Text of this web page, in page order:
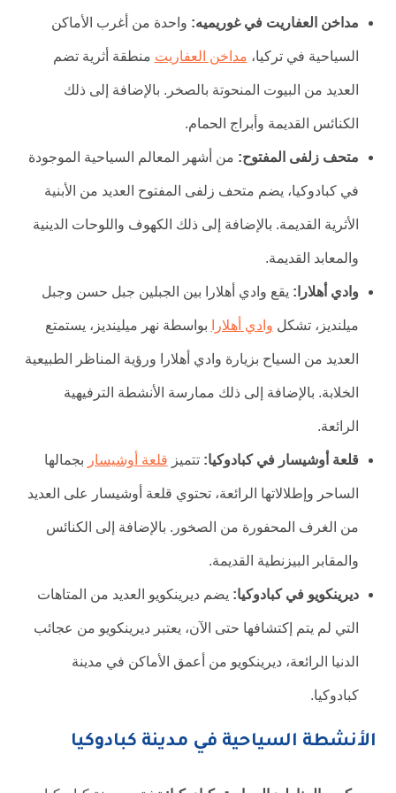
مداخن العفاريت في غوريميه:واحدة من أغرب الأماكن
السياحية في تركيا، مداخن العفاريتمنطقة أثرية تضم
العديد من البيوت المنحوتة بالصخر. بالإضافة إلى ذلك
الكنائس القديمة وأبراج الحمام.
متحف زلفى المفتوح: من أشهر المعالم السياحية الموجودة
في كبادوكيا، يضم متحف زلفى المفتوح العديد من الأبنية
الأثرية القديمة. بالإضافة إلى ذلك الكهوف واللوحات الدينية
والمعابد القديمة.
وادي أهلارا: يقع وادي أهلارا بين الجبلين جبل حسن وجبل
ميلنديز، تشكل وادي أهلارا بواسطة نهر ميلينديز، يستمتع
العديد من السياح بزيارة وادي أهلارا ورؤية المناظر الطبيعية
الخلابة. بالإضافة إلى ذلك ممارسة الأنشطة الترفيهية
الرائعة.
قلعة أوشيسار في كبادوكيا: تتميز قلعة أوشيسار بجمالها
الساحر وإطلالاتها الرائعة، تحتوي قلعة أوشيسار على العديد
من الغرف المحفورة من الصخور. بالإضافة إلى الكنائس
والمقابر البيزنطية القديمة.
ديرينكويو في كبادوكيا:يضم ديرينكويو العديد من المتاهات
التي لم يتم إكتشافها حتى الآن، يعتبر ديرينكويو من عجائب
الدنيا الرائعة، ديرينكويو من أعمق الأماكن في مدينة
كبادوكيا.
الأنشطة السياحية في مدينة كبادوكيا